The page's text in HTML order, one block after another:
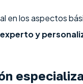
en los aspectos
experto y